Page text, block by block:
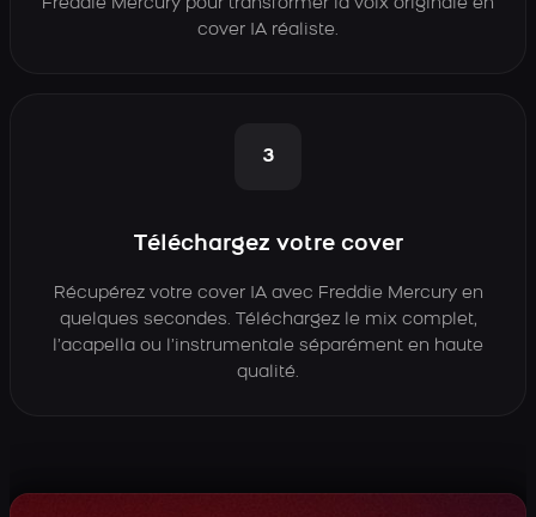
Freddie Mercury pour transformer la voix originale en
cover IA réaliste.
3
Téléchargez votre cover
Récupérez votre cover IA avec Freddie Mercury en
quelques secondes. Téléchargez le mix complet,
l’acapella ou l’instrumentale séparément en haute
qualité.